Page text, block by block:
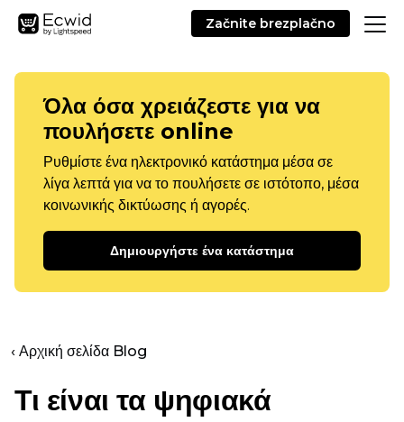
Začnite brezplačno
Όλα όσα χρειάζεστε για να
πουλήσετε online
Ρυθμίστε ένα ηλεκτρονικό κατάστημα μέσα σε
λίγα λεπτά για να το πουλήσετε σε ιστότοπο, μέσα
κοινωνικής δικτύωσης ή αγορές.
Δημιουργήστε ένα κατάστημα
‹ Αρχική σελίδα Blog
Τι είναι τα ψηφιακά